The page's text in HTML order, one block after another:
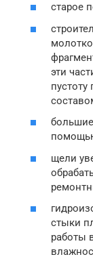
старое
эти
щели
стыки
работы